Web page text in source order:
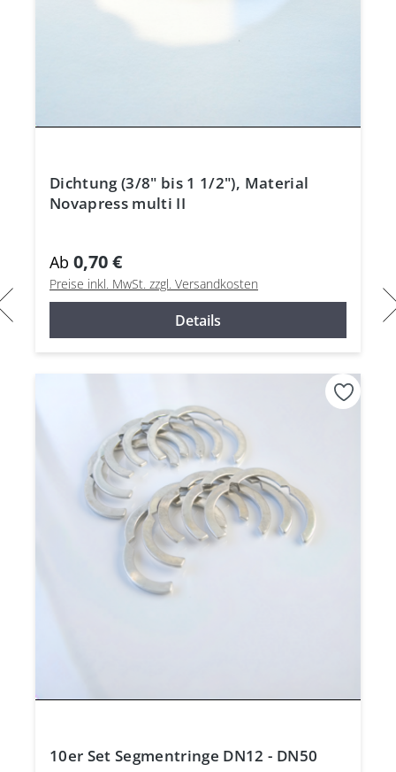
Dichtung (3/8" bis 1 1/2"), Material
Novapress multi II
Ab 0,70 €
Preise inkl. MwSt. zzgl. Versandkosten
Details
10er Set Segmentringe DN12 - DN50